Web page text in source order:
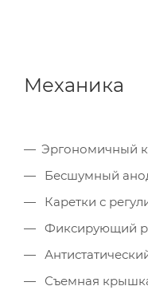
Механика
Эргономичный
Бесшумный
Каретки с
Фиксирующий
Съемная